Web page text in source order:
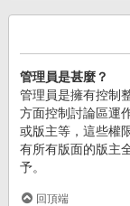
管理員是甚麼？
管理員是擁有控制
方面控制討論區運
或版主等，這些權
有所有版面的版主
予。
回頂端